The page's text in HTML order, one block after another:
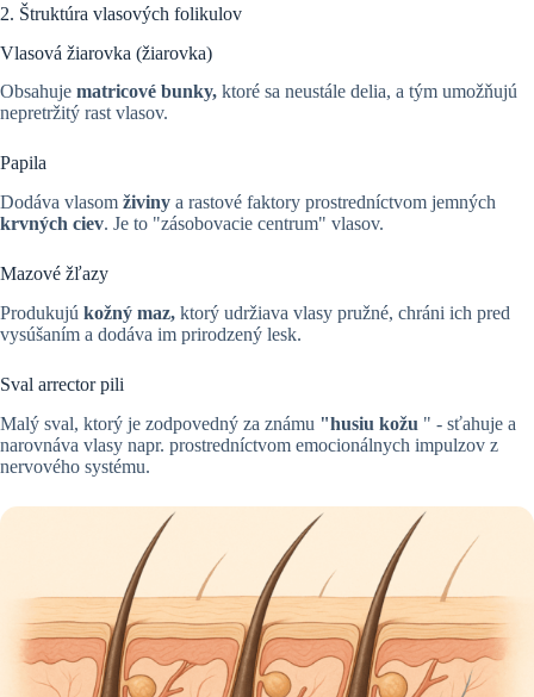
2. Štruktúra vlasových folikulov
Vlasová žiarovka (žiarovka)
Obsahuje matricové bunky, ktoré sa neustále delia, a tým umožňujú
nepretržitý rast vlasov.
Papila
Dodáva vlasom živiny a rastové faktory prostredníctvom jemných
krvných ciev. Je to "zásobovacie centrum" vlasov.
Mazové žľazy
Produkujú kožný maz, ktorý udržiava vlasy pružné, chráni ich pred
vysúšaním a dodáva im prirodzený lesk.
Sval arrector pili
Malý sval, ktorý je zodpovedný za známu "husiu kožu " - sťahuje a
narovnáva vlasy napr. prostredníctvom emocionálnych impulzov z
nervového systému.